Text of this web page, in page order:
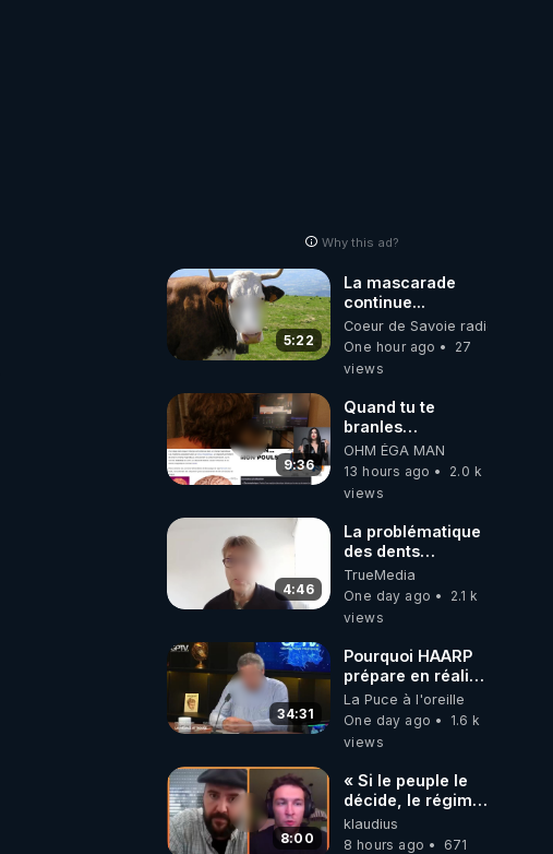
Why this ad?
5:22
La mascarade
continue...
Coeur de Savoie radioweb TV
One hour ago
27
views
9:36
Quand tu te
branles
bonhomme tu
émets des ondes
ils ont juste omis
OHM ÉGA MAN
13 hours ago
2.0 k
views
4:46
La problématique
des dents
dévitalisées et
des implants
TrueMedia
One day ago
2.1 k
views
34:31
Pourquoi HAARP
prépare en réalité
un CHAOS
climatique, on
répond
La Puce à l'oreille
One day ago
1.6 k
views
8:00
« Si le peuple le
décide, le régime
peut tomber
demain ! »
klaudius
8 hours ago
671